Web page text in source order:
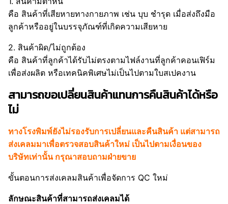
คือ สินค้าที่เสียหายทางกายภาพ เช่น บุบ ชำรุด เมื่อส่งถึงมือ
ลูกค้าหรืออยู่ในบรรจุภัณฑ์ที่เกิดความเสียหาย
2. สินค้าผิด/ไม่ถูกต้อง
คือ สินค้าที่ลูกค้าได้รับไม่ตรงตามไฟล์งานที่ลูกค้าคอนเฟิร์ม
เพื่อส่งผลิต หรือเทคนิคพิเศษไม่เป็นไปตามใบสเปคงาน
สามารถขอเปลี่ยนสินค้าแทนการคืนสินค้าได้หรือ
ไม่
ทางโรงพิมพ์ยังไม่รองรับการเปลี่ยนและคืนสินค้า แต่สามารถ
ส่งเคลมมาเพื่อตรวจสอบสินค้าใหม่ เป็นไปตามเงื่อนของ
บริษัทเท่านั้น กรุณาสอบถามฝ่ายขาย
ขั้นตอนการส่งเคลมสินค้าเพื่อจัดการ QC ใหม่
ลักษณะสินค้าที่สามารถส่งเคลมได้